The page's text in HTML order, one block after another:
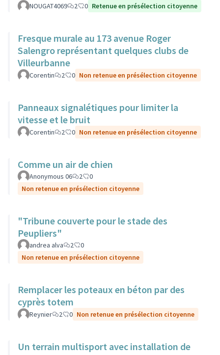
NOUGAT4069 2 0 Retenue en présélection citoyenne
Fresque murale au 173 avenue Roger
Salengro représentant quelques clubs de
Villeurbanne
Corentin 2 0 Non retenue en présélection citoyenne
Panneaux signalétiques pour limiter la
vitesse et le bruit
Corentin 2 0 Non retenue en présélection citoyenne
Comme un air de chien
Anonymous 06 2
0
Non retenue en présélection citoyenne
"Tribune couverte pour le stade des
Peupliers"
andrea alva 2
0
Non retenue en présélection citoyenne
Remplacer les poteaux en béton par des
cyprès totem
Reynier 2 0 Non retenue en présélection citoyenne
Un terrain multisport avec installation de